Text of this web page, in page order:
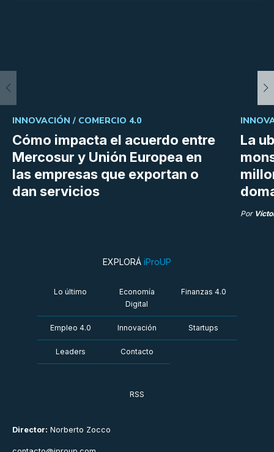
Cómo impacta el acuerdo entre
Mercosur y Unión Europea en
las empresas que exportan o
dan servicios
INNOVACIÓN / COMERCIO 4.0
La
Por
Director: Norberto Zocco
EXPLORÁ iProUP
Lo último
Economía
Digital
Finanzas 4.0
Empleo 4.0 Innovación Startups
Leaders Contacto
RSS